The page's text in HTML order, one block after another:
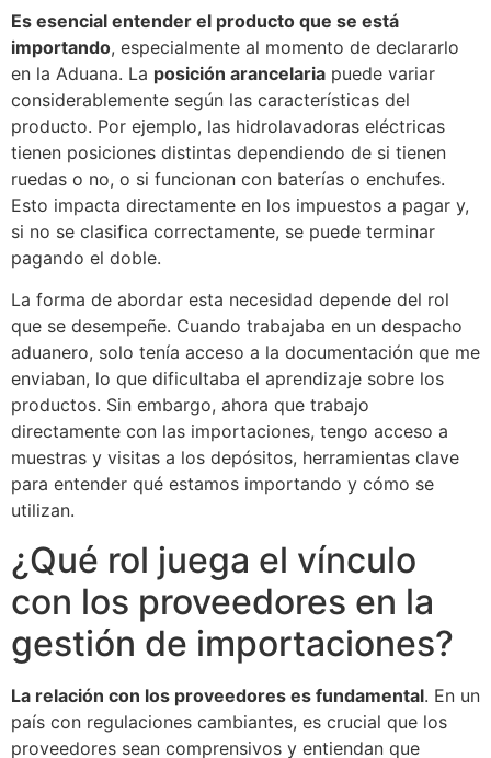
Es esencial entender el producto que se está
importando, especialmente al momento de declararlo
en la Aduana. La posición arancelaria puede variar
considerablemente según las características del
producto. Por ejemplo, las hidrolavadoras eléctricas
tienen posiciones distintas dependiendo de si tienen
ruedas o no, o si funcionan con baterías o enchufes.
Esto impacta directamente en los impuestos a pagar y,
si no se clasifica correctamente, se puede terminar
pagando el doble.
La forma de abordar esta necesidad depende del rol
que se desempeñe. Cuando trabajaba en un despacho
aduanero, solo tenía acceso a la documentación que me
enviaban, lo que dificultaba el aprendizaje sobre los
productos. Sin embargo, ahora que trabajo
directamente con las importaciones, tengo acceso a
muestras y visitas a los depósitos, herramientas clave
para entender qué estamos importando y cómo se
utilizan.
¿Qué rol juega el vínculo
con los proveedores en la
gestión de importaciones?
La relación con los proveedores es fundamental. En un
país con regulaciones cambiantes, es crucial que los
proveedores sean comprensivos y entiendan que